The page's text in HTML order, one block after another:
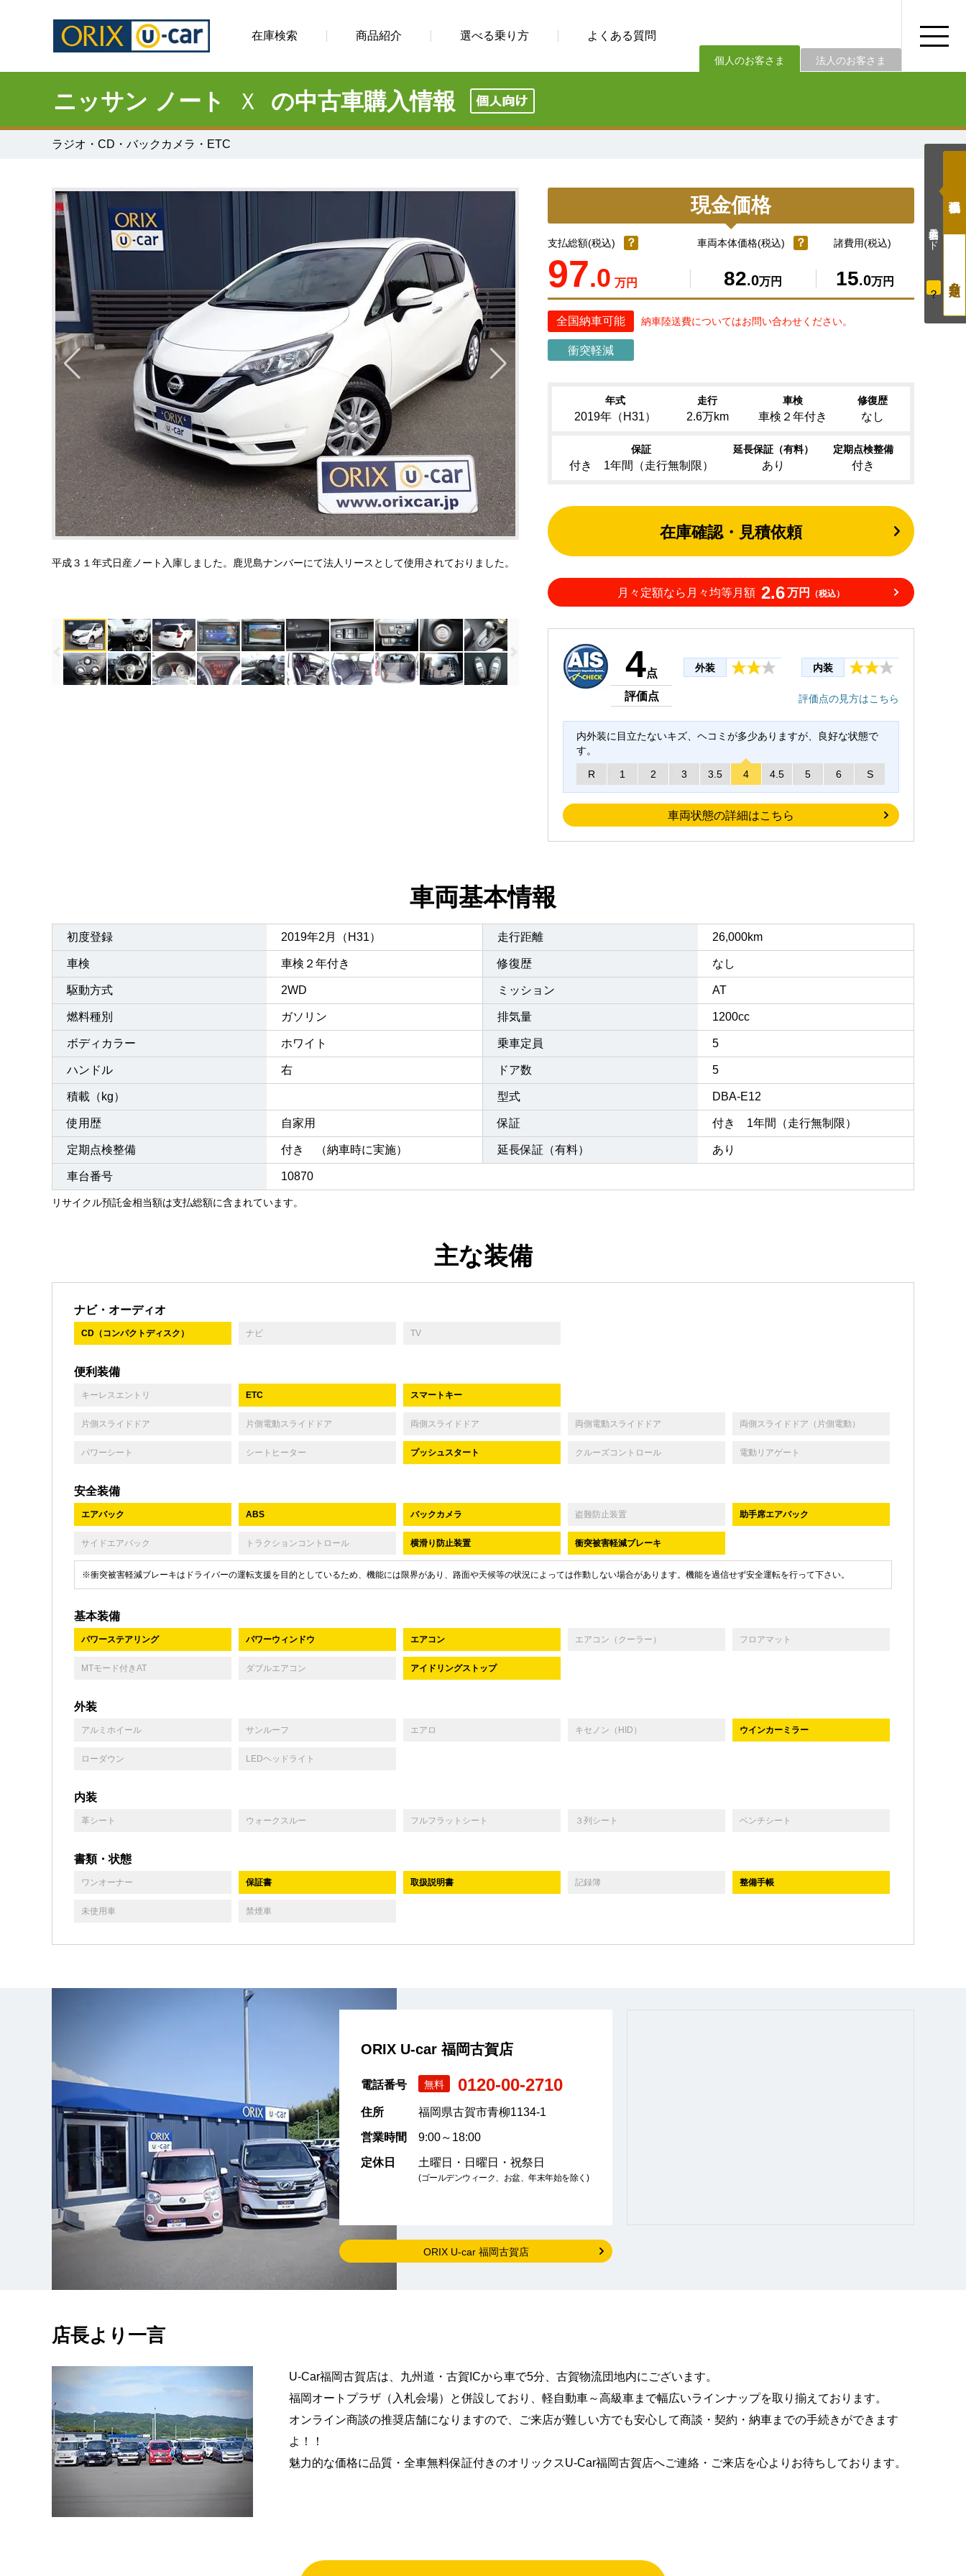
在庫検索 商品紹介 選べる乗り方 よくある質問
個人のお客さま 法人のお客さま
ニッサン ノート Ｘ の中古車購入情報
ラジオ・CD・バックカメラ・ETC
平成３１年式日産ノート入庫しました。鹿児島ナンバーにて法人リースとして使用されておりました。
現金価格
支払総額(税込)
97.0 万円
？ 車両本体価格(税込)
82.0万円
？ 諸費用(税込)
15.0万円
全国納車可能 納車陸送費についてはお問い合わせください。
衝突軽減
年式
2019年（H31）
走行
2.6万km
車検
車検２年付き
修復歴
なし
保証
付き 1年間（走行無制限）
延長保証（有料）
あり
定期点検整備
付き
在庫確認・見積依頼
月々定額なら月々均等月額 2.6万円 （税込）
4点
評価点
外装 内装
評価点の見方はこちら
内外装に目立たないキズ、ヘコミが多少ありますが、良好な状態で
す。
R 1 2 3 3.5 4 4.5 5 6 S
車両状態の詳細はこちら
車両基本情報
初度登録 2019年2月（H31） 走行距離 26,000km
車検 車検２年付き 修復歴 なし
駆動方式 2WD ミッション AT
燃料種別 ガソリン 排気量 1200cc
ボディカラー ホワイト 乗車定員 5
ハンドル 右 ドア数 5
積載（kg） 型式 DBA-E12
使用歴 自家用 保証 付き 1年間（走行無制限）
定期点検整備 付き （納車時に実施） 延長保証（有料） あり
車台番号 10870
リサイクル預託金相当額は支払総額に含まれています。
主な装備
ナビ・オーディオ
CD（コンパクトディスク） ナビ TV
便利装備
キーレスエントリ ETC スマートキー
片側スライドドア 片側電動スライドドア 両側スライドドア 両側電動スライドドア 両側スライドドア（片側電動）
パワーシート シートヒーター プッシュスタート クルーズコントロール 電動リアゲート
安全装備
エアバック ABS バックカメラ 盗難防止装置 助手席エアバック
サイドエアバック トラクションコントロール 横滑り防止装置 衝突被害軽減ブレーキ
※衝突被害軽減ブレーキはドライバーの運転支援を目的としているため、機能には限界があり、路面や天候等の状況によっては作動しない場合があります。機能を過信せず安全運転を行って下さい。
基本装備
パワーステアリング パワーウィンドウ エアコン エアコン（クーラー） フロアマット
MTモード付きAT ダブルエアコン アイドリングストップ
外装
アルミホイール サンルーフ エアロ キセノン（HID） ウインカーミラー
ローダウン LEDヘッドライト
内装
革シート ウォークスルー フルフラットシート ３列シート ベンチシート
書類・状態
ワンオーナー 保証書 取扱説明書 記録簿 整備手帳
未使用車 禁煙車
ORIX U-car 福岡古賀店
電話番号 無料 0120-00-2710
住所 福岡県古賀市青柳1134-1
営業時間 9:00～18:00
定休日 土曜日・日曜日・祝祭日
(ゴールデンウィーク、お盆、年末年始を除く)
ORIX U-car 福岡古賀店
店長より一言
U-Car福岡古賀店は、九州道・古賀ICから車で5分、古賀物流団地内にございます。
福岡オートプラザ（入札会場）と併設しており、軽自動車～高級車まで幅広いラインナップを取り揃えております。
オンライン商談の推奨店舗になりますので、ご来店が難しい方でも安心して商談・契約・納車までの手続きができます
よ！！
魅力的な価格に品質・全車無料保証付きのオリックスU-Car福岡古賀店へご連絡・ご来店を心よりお待ちしております。
価格表示モード
？